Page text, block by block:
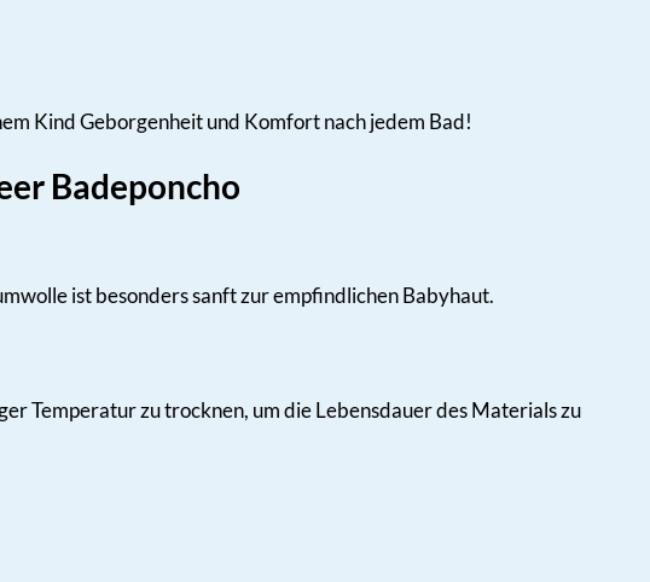
Kind Geborgenheit und Komfort nach jedem Bad!
Badeponcho
ist besonders sanft zur empfindlichen Babyhaut.
Temperatur zu trocknen, um die Lebensdauer des Materials zu